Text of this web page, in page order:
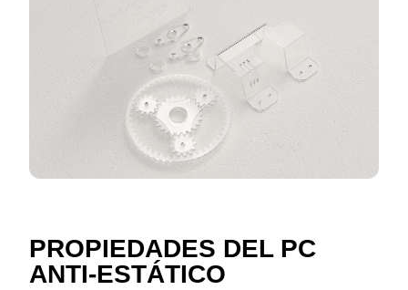
PROPIEDADES DEL PC
ANTI-ESTÁTICO